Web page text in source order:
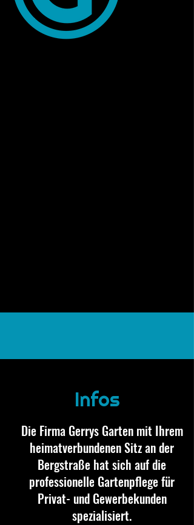
Infos
Die Firma Gerrys Garten mit Ihrem
heimatverbundenen Sitz an der
Bergstraße hat sich auf die
professionelle Gartenpflege für
Privat- und Gewerbekunden
spezialisiert.